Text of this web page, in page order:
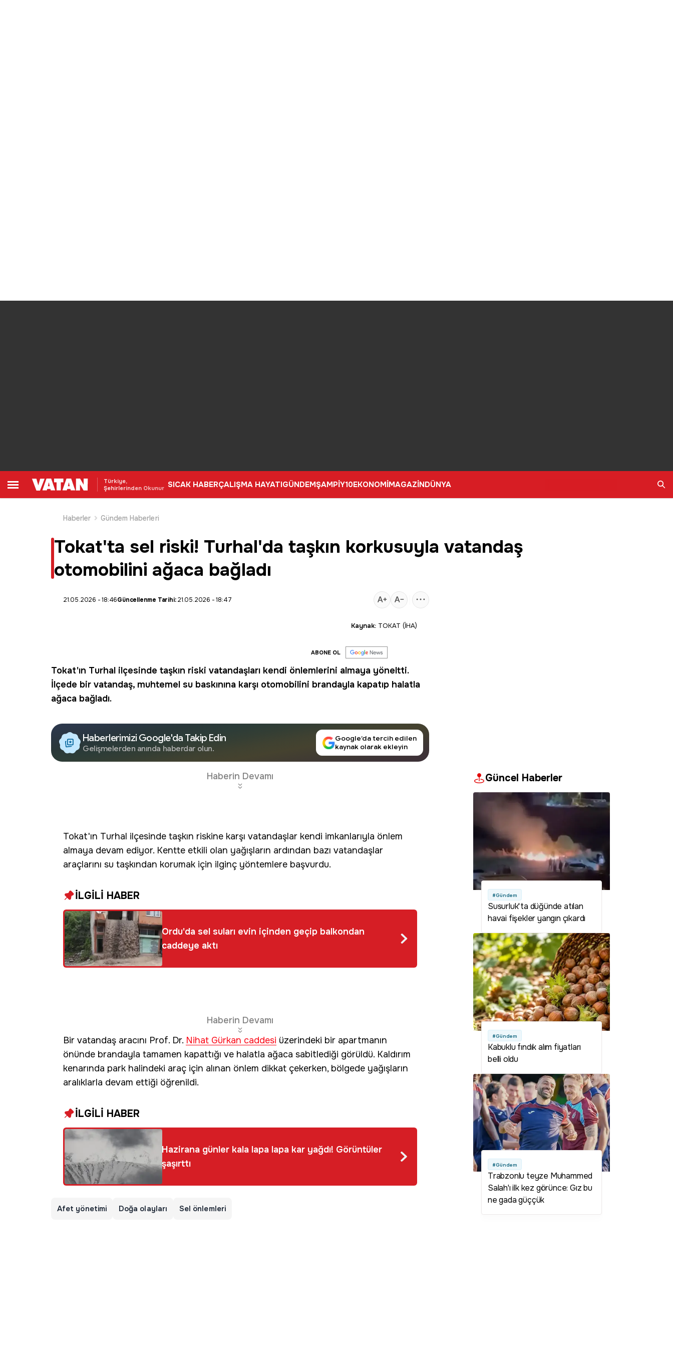
Türkiye,
Şehirlerinden Okunur SICAK HABERÇALIŞMA HAYATIGÜNDEMŞAMPİY10EKONOMİMAGAZİNDÜNYA
Haberler
Gündem Haberleri
Tokat'ta sel riski! Turhal'da taşkın korkusuyla vatandaş
otomobilini ağaca bağladı
21.05.2026 - 18:46Güncellenme Tarihi:21.05.2026 - 18:47
Kaynak: TOKAT (İHA)
ABONE OL
Tokat'ın Turhal ilçesinde taşkın riski vatandaşları kendi önlemlerini almaya yöneltti.
İlçede bir vatandaş, muhtemel su baskınına karşı otomobilini brandayla kapatıp halatla
ağaca bağladı.
Haberlerimizi Google'da Takip Edin
Gelişmelerden anında haberdar olun.
Google’da tercih edilen
kaynak olarak ekleyin
Haberin Devamı
Tokat'ın Turhal ilçesinde taşkın riskine karşı vatandaşlar kendi imkanlarıyla önlem
almaya devam ediyor. Kentte etkili olan yağışların ardından bazı vatandaşlar
araçlarını su taşkından korumak için ilginç yöntemlere başvurdu.
İLGİLİ HABER
Ordu'da sel suları evin içinden geçip balkondan
caddeye aktı
Haberin Devamı
Bir vatandaş aracını Prof. Dr. Nihat Gürkan caddesi üzerindeki bir apartmanın
önünde brandayla tamamen kapattığı ve halatla ağaca sabitlediği görüldü. Kaldırım
kenarında park halindeki araç için alınan önlem dikkat çekerken, bölgede yağışların
aralıklarla devam ettiği öğrenildi.
İLGİLİ HABER
Hazirana günler kala lapa lapa kar yağdı! Görüntüler
şaşırttı
Afet yönetimi Doğa olayları Sel önlemleri
Güncel Haberler
#Gündem
Susurluk'ta düğünde atılan
havai fişekler yangın çıkardı
#Gündem
Kabuklu fındık alım fiyatları
belli oldu
#Gündem
Trabzonlu teyze Muhammed
Salah'ı ilk kez görünce: Gız bu
ne gada güççük